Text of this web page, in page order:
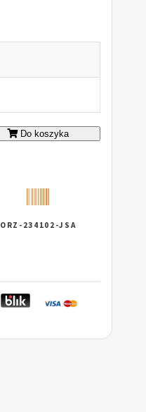
Do koszyka
ORZ-234102-JSA